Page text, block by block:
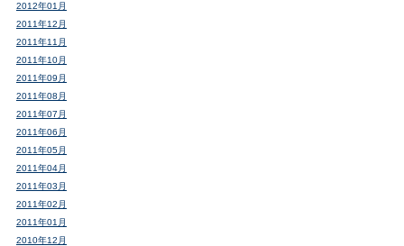
2012年01月
2011年12月
2011年11月
2011年10月
2011年09月
2011年08月
2011年07月
2011年06月
2011年05月
2011年04月
2011年03月
2011年02月
2011年01月
2010年12月